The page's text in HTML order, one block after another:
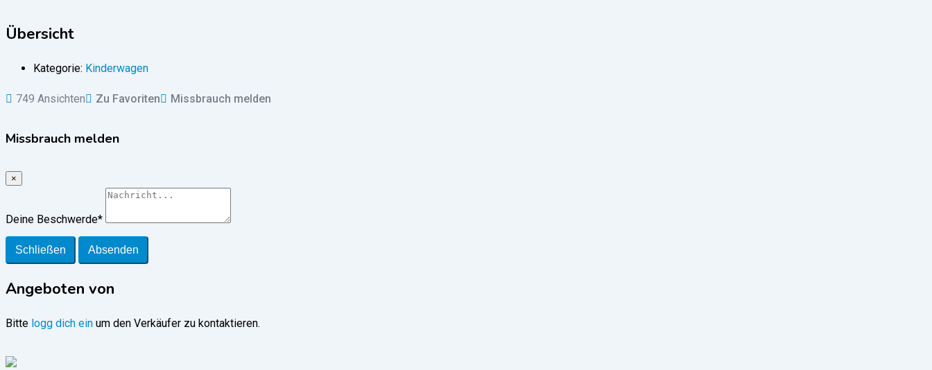
Übersicht
Kategorie: Kinderwagen
749 Ansichten Zu Favoriten Missbrauch melden
Missbrauch melden
×
Deine Beschwerde*
Schließen Absenden
Angeboten von
Bitte logg dich ein um den Verkäufer zu kontaktieren.